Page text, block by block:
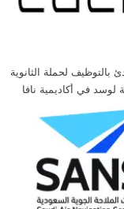
بالتوظيف لحملة الثانوية
في أكاديمية نافا